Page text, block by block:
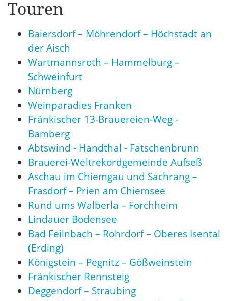
Touren
Baiersdorf – Möhrendorf – Höchstadt an
der Aisch
Wartmannsroth – Hammelburg –
Schweinfurt
Nürnberg
Weinparadies Franken
Fränkischer 13-Brauereien-Weg -
Bamberg
Abtswind - Handthal - Fatschenbrunn
Brauerei-Weltrekordgemeinde Aufseß
Aschau im Chiemgau und Sachrang –
Frasdorf – Prien am Chiemsee
Rund ums Walberla – Forchheim
Lindauer Bodensee
Bad Feilnbach – Rohrdorf – Oberes Isental
(Erding)
Königstein – Pegnitz – Gößweinstein
Fränkischer Rennsteig
Deggendorf – Straubing